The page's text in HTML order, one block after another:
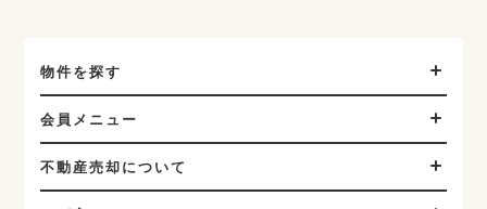
物件を探す
会員メニュー
不動産売却について